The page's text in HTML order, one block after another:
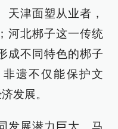
天津面塑从业者，
河北梆子这一传统
成不同特色的梆子
遗不仅能保护文
发展。
发展潜力巨大。马